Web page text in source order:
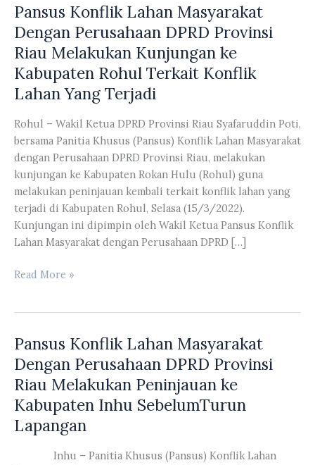
Pansus Konflik Lahan Masyarakat
Dengan Perusahaan DPRD Provinsi
Riau Melakukan Kunjungan ke
Kabupaten Rohul Terkait Konflik
Lahan Yang Terjadi
Rohul – Wakil Ketua DPRD Provinsi Riau Syafaruddin Poti,
bersama Panitia Khusus (Pansus) Konflik Lahan Masyarakat
dengan Perusahaan DPRD Provinsi Riau, melakukan
kunjungan ke Kabupaten Rokan Hulu (Rohul) guna
melakukan peninjauan kembali terkait konflik lahan yang
terjadi di Kabupaten Rohul, Selasa (15/3/2022).
Kunjungan ini dipimpin oleh Wakil Ketua Pansus Konflik
Lahan Masyarakat dengan Perusahaan DPRD […]
Pansus
Dengan
Perusahaan
Provinsi
Riau
Melakukan
Read More »
Pansus Konflik Lahan Masyarakat
Dengan Perusahaan DPRD Provinsi
Riau Melakukan Peninjauan ke
Kabupaten Inhu SebelumTurun
Lapangan
Inhu – Panitia Khusus (Pansus) Konflik Lahan